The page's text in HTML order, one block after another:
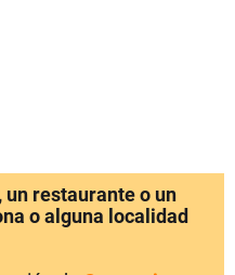
un restaurante o un
o alguna localidad